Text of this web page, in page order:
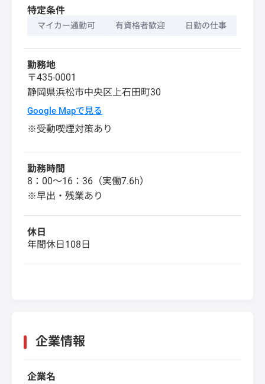
特定条件
マイカー通勤可 有資格者歓迎 日勤の仕事
勤務地
〒435-0001
静岡県浜松市中央区上石田町30
Google Mapで見る
※受動喫煙対策あり
勤務時間
8：00～16：36（実働7.6h）
※早出・残業あり
休日
年間休日108日
企業情報
企業名